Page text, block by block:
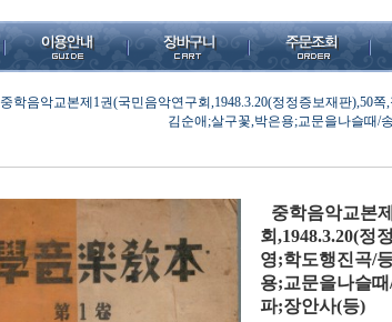
중학음악교본제1권(국민음악연구회,1948.3.20(정정증보재판),50
김순애;살구꽃,박은용;교문을나슬때/
중학음악교본
회,1948.3.20(정
영;학도행진곡/
용;교문을나슬
파;장안사(등)